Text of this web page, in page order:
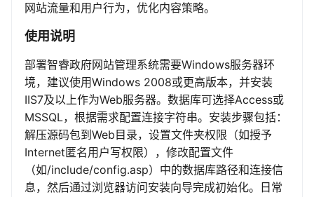
网站流量和用户行为，优化内容策略。
使用说明
部署智睿政府网站管理系统需要Windows服务器环
境，建议使用Windows 2008或更高版本，并安装
IIS7及以上作为Web服务器。数据库可选择Access或
MSSQL，根据需求配置连接字符串。安装步骤包括：
解压源码包到Web目录，设置文件夹权限（如授予
Internet匿名用户写权限），修改配置文件
（如/include/config.asp）中的数据库路径和连接信
息，然后通过浏览器访问安装向导完成初始化。日常